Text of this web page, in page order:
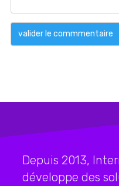
Depuis 2013,
développe des